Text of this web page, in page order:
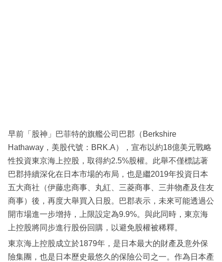
區
早前「股神」巴菲特的旗艦公司巴郡（Berkshire
Hathaway，美股代號：BRK.A），宣布以約18億美元戰略
性投資東京海上控股，取得約2.5%股權。此舉不僅標誌著
巴郡持續深化在日本市場的布局，也是繼2019年投資日本
五大商社（伊藤忠商事、丸紅、三菱商事、三井物產及住友
商事）後，再度大舉買入日股。巴郡表示，未來可能透過公
開市場進一步增持，上限設定為9.9%。與此同時，東京海
上控股將同步進行股份回購，以避免股權被稀釋。
東京海上控股成立於1879年，是日本最大的財產及意外保
險集團，也是日本歷史最悠久的保險公司之一。作為日本產